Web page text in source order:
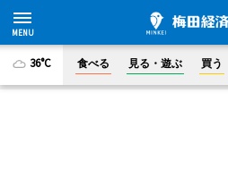
36°C 食べる 見る・遊ぶ 買う